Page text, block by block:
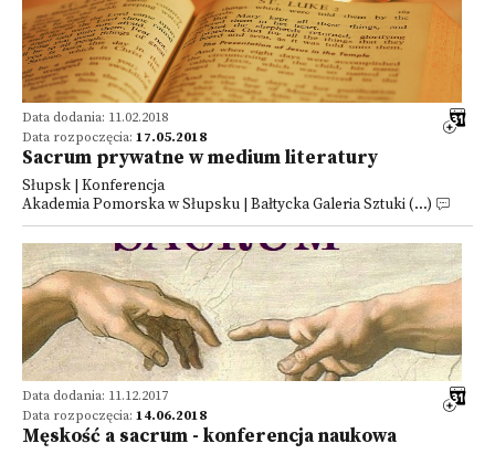
Data dodania: 11.02.2018
Data rozpoczęcia: 17.05.2018
Sacrum prywatne w medium literatury
Słupsk | Konferencja
Akademia Pomorska w Słupsku | Bałtycka Galeria Sztuki (...)
Data dodania: 11.12.2017
Data rozpoczęcia: 14.06.2018
Męskość a sacrum - konferencja naukowa